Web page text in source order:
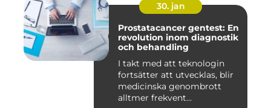
30. jan
Prostatacancer gentest: En
revolution inom diagnostik
och behandling
I takt med att teknologin
fortsätter att utvecklas, blir
medicinska genombrott
alltmer frekvent...